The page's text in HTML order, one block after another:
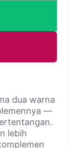
dua warna
—
lebih